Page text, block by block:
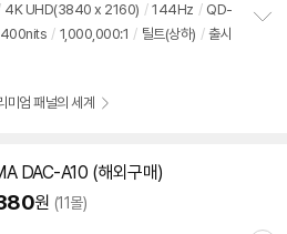
뷰
4K UHD(3840 x 2160) / 144Hz / QD-
400nits / 1,000,000:1 / 틸트(상하) / 출시
미엄 패널의 세계
DAC-A10 (해외구매)
원 (11몰)